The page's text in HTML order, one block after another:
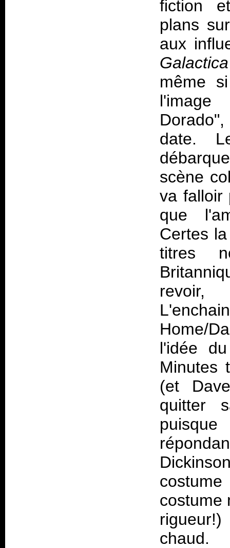
fiction
plans
aux
Galactica
même
date.
scène
va falloir
que
Certes
titres
Home/
l'idée
Minutes
(et
quitter
costume
chaud.